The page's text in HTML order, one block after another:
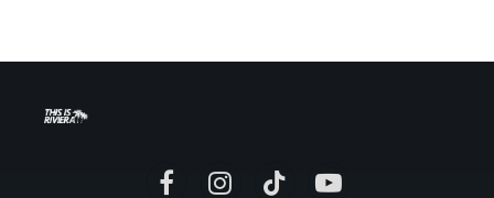
FacebookInstagramTikTok YouTube